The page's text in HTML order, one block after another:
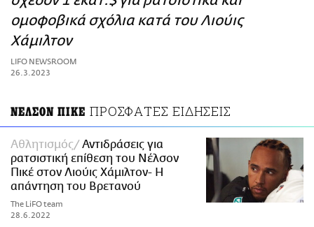
ΑΜΠΑ
PRINT
ομοφοβικά σχόλια κατά του Λιούις
Χάμιλτον
LIFO NEWSROOM
26.3.2023
ΝΕΛΣΟΝ ΠΙΚΕ ΠΡΟΣΦΑΤΕΣ ΕΙΔΗΣΕΙΣ
Αθλητισμός
Αντιδράσεις για
ρατσιστική επίθεση του Νέλσον
Πικέ στον Λιούις Χάμιλτον- Η
απάντηση του Βρετανού
The LiFO team
28.6.2022